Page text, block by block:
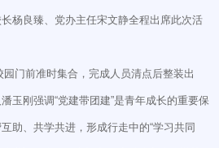
杨良臻、党办主任宋文静全程出席此次活
前准时集合，完成人员清点后整装出
玉刚强调“党建带团建”是青年成长的重要保
助、共学共进，形成行走中的“学习共同